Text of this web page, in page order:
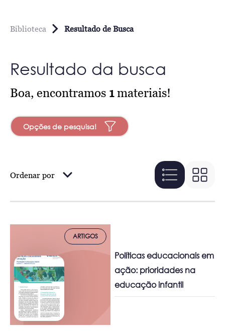
Biblioteca Resultado de Busca
Resultado da busca
Boa, encontramos 1materiais!
Opções de pesquisa!
Ordenar por
ARTIGOS
Políticas educacionais em
ação: prioridades na
educação infantil